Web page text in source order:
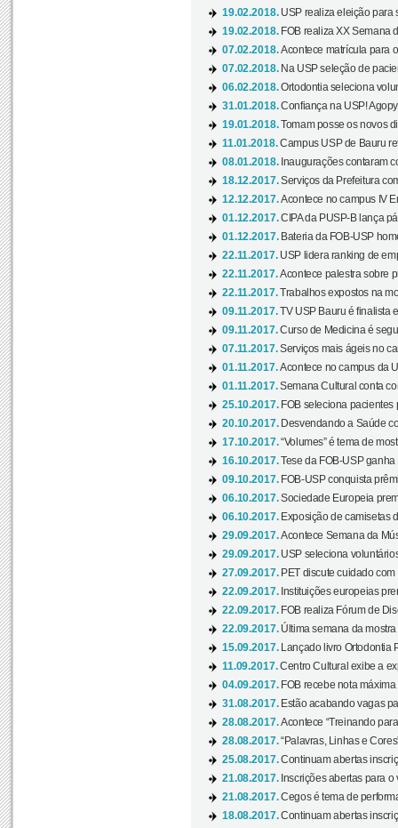
19.02.2018. USP realiza eleição para
19.02.2018. FOB realiza XX Semana
07.02.2018.Acontece matrícula para
07.02.2018. Na USP seleção de
06.02.2018.Ortodontia seleciona
31.01.2018.Confiança na USP!
19.01.2018.Tomam posse os novos
11.01.2018.Campus USP de Bauru
08.01.2018. Inaugurações contaram
18.12.2017.Serviços da Prefeitura
12.12.2017.Acontece no campus IV
01.12.2017.CIPA da PUSP-B lança
01.12.2017. Bateria da FOB-USP
22.11.2017. USP lidera ranking de
22.11.2017.Acontece palestra sobre
22.11.2017.Trabalhos expostos na
09.11.2017.TV USP Bauru é finalista
09.11.2017.Curso de Medicina é
07.11.2017.Serviços mais ágeis no
01.11.2017.Acontece no campus da
01.11.2017.Semana Cultural conta
25.10.2017. FOB seleciona pacientes
20.10.2017. Desvendando a Saúde
17.10.2017.“Volumes” é tema de
16.10.2017.Tese da FOB-USP
09.10.2017. FOB-USP conquista
06.10.2017.Sociedade Europeia
06.10.2017. Exposição de camisetas
29.09.2017.Acontece Semana da
29.09.2017. USP seleciona
27.09.2017. PET discute cuidado
22.09.2017. Instituições europeias
22.09.2017. FOB realiza Fórum de
22.09.2017. Última semana da mostra
15.09.2017.
Lançado livro Ortodontia
11.09.2017.Centro Cultural exibe a
04.09.2017. FOB recebe nota
31.08.2017. Estão acabando vagas
28.08.2017.Acontece “Treinando
28.08.2017.“Palavras, Linhas e
25.08.2017.Continuam abertas
21.08.2017. Inscrições abertas para
21.08.2017.Cegos é tema de
18.08.2017.Continuam abertas